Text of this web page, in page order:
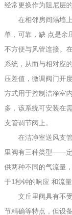
经常更换作为阻尼层
在相邻房间隔墙上
单，可靠，缺 点是余
不方便与风管连接。
系统，从而与相对应
压差值，微调阀门开
方式用于控制洁净室
多，该系统可安装在
支管调节阀上。
在洁净室送风支管
里阀有三种类型——定
供两种不同的气流量
于1秒钟的响应 和流
文丘里阀具有不受
节精确等特点，但设